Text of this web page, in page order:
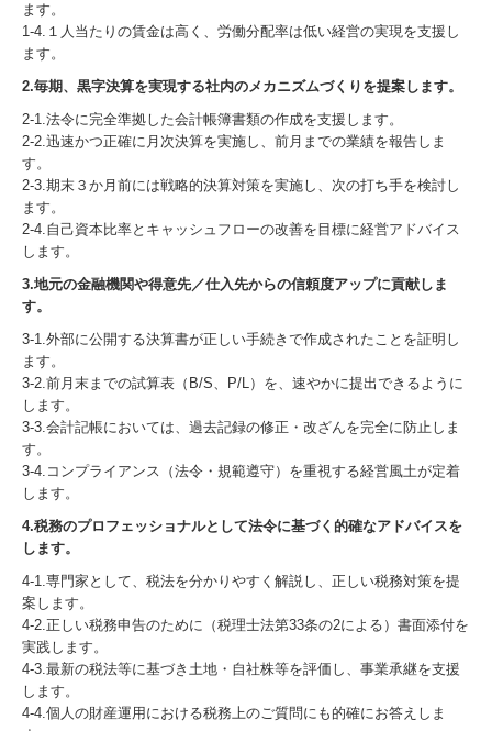
ます。
1-4.１人当たりの賃金は高く、労働分配率は低い経営の実現を支援し
ます。
2.毎期、黒字決算を実現する社内のメカニズムづくりを提案します。
2-1.法令に完全準拠した会計帳簿書類の作成を支援します。
2-2.迅速かつ正確に月次決算を実施し、前月までの業績を報告しま
す。
2-3.期末３か月前には戦略的決算対策を実施し、次の打ち手を検討し
ます。
2-4.自己資本比率とキャッシュフローの改善を目標に経営アドバイス
します。
3.地元の金融機関や得意先／仕入先からの信頼度アップに貢献しま
す。
3-1.外部に公開する決算書が正しい手続きで作成されたことを証明し
ます。
3-2.前月末までの試算表（B/S、P/L）を、速やかに提出できるように
します。
3-3.会計記帳においては、過去記録の修正・改ざんを完全に防止しま
す。
3-4.コンプライアンス（法令・規範遵守）を重視する経営風土が定着
します。
4.税務のプロフェッショナルとして法令に基づく的確なアドバイスを
します。
4-1.専門家として、税法を分かりやすく解説し、正しい税務対策を提
案します。
4-2.正しい税務申告のために（税理士法第33条の2による）書面添付を
実践します。
4-3.最新の税法等に基づき土地・自社株等を評価し、事業承継を支援
します。
4-4.個人の財産運用における税務上のご質問にも的確にお答えしま